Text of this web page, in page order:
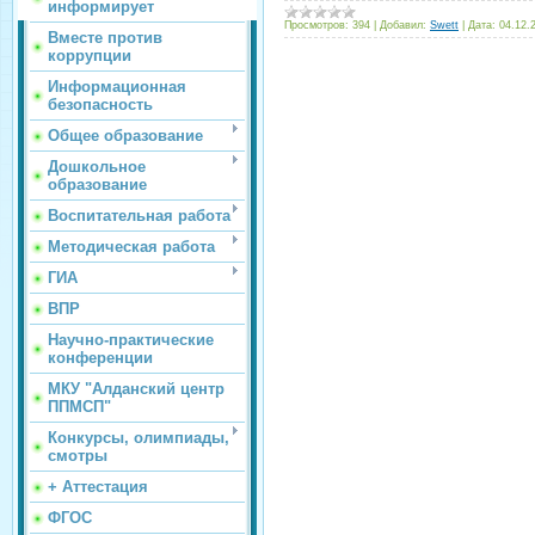
информирует
Вместе против
коррупции
Информационная
безопасность
Общее образование
Дошкольное
образование
Воспитательная работа
Методическая работа
ГИА
ВПР
Научно-практические
конференции
МКУ "Алданский центр
ППМСП"
Конкурсы, олимпиады,
смотры
+ Аттестация
ФГОС
Просмотров: 394 Добавил: Swett Дата: